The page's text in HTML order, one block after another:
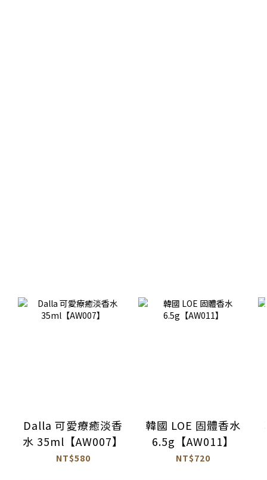
Dalla 可愛療癒淡香
水 35ml【AW007】
NT$580
韓國 LOE 固體香水
6.5g【AW011】
NT$720